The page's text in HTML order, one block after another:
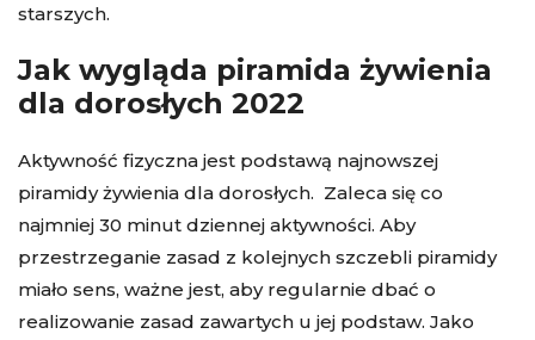
starszych.
Jak wygląda piramida żywienia
dla dorosłych 2022
Aktywność fizyczna jest podstawą najnowszej
piramidy żywienia dla dorosłych. Zaleca się co
najmniej 30 minut dziennej aktywności. Aby
przestrzeganie zasad z kolejnych szczebli piramidy
miało sens, ważne jest, aby regularnie dbać o
realizowanie zasad zawartych u jej podstaw. Jako